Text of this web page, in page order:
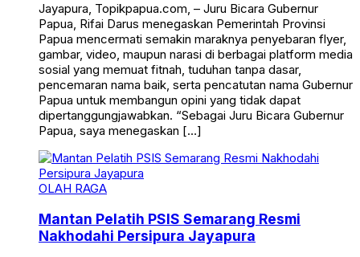
Jayapura, Topikpapua.com, – Juru Bicara Gubernur
Papua, Rifai Darus menegaskan Pemerintah Provinsi
Papua mencermati semakin maraknya penyebaran flyer,
gambar, video, maupun narasi di berbagai platform media
sosial yang memuat fitnah, tuduhan tanpa dasar,
pencemaran nama baik, serta pencatutan nama Gubernur
Papua untuk membangun opini yang tidak dapat
dipertanggungjawabkan. “Sebagai Juru Bicara Gubernur
Papua, saya menegaskan […]
OLAH RAGA
Mantan Pelatih PSIS Semarang Resmi
Nakhodahi Persipura Jayapura